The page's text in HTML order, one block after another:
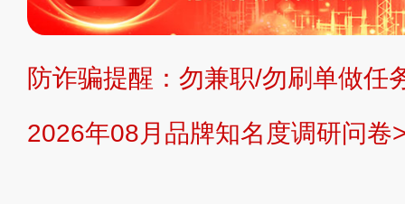
持投资购买的观点或意见，页面信息
提交说明： 快速提交发布>> 提交品
防诈骗提醒：勿兼职/勿刷单做任
2026年08月品牌知名度调研问卷